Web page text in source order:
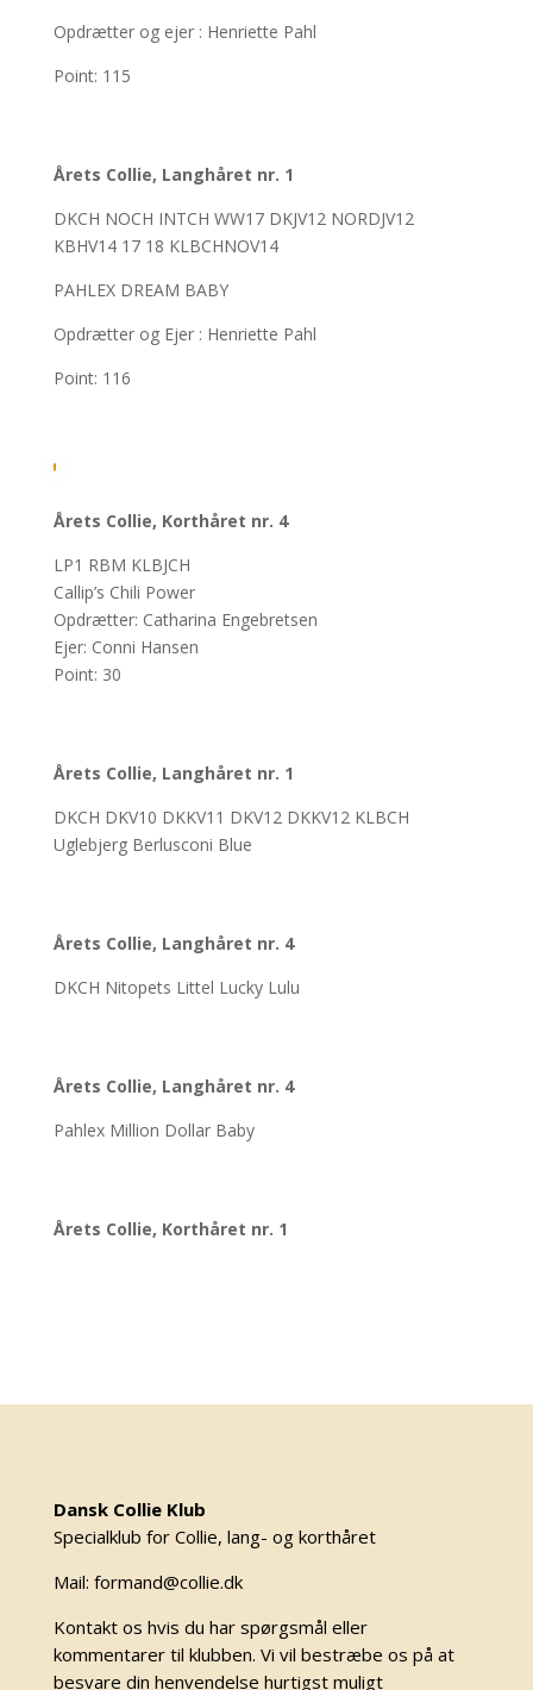
Opdrætter og ejer : Henriette Pahl
Point: 115
Årets Collie, Langhåret nr. 1
DKCH NOCH INTCH WW17 DKJV12 NORDJV12
KBHV14 17 18 KLBCHNOV14
PAHLEX DREAM BABY
Opdrætter og Ejer : Henriette Pahl
Point: 116
Årets Collie, Korthåret nr. 4
LP1 RBM KLBJCH
Callip’s Chili Power
Opdrætter: Catharina Engebretsen
Ejer: Conni Hansen
Point: 30
Årets Collie, Langhåret nr. 1
DKCH DKV10 DKKV11 DKV12 DKKV12 KLBCH
Uglebjerg Berlusconi Blue
Årets Collie, Langhåret nr. 4
DKCH Nitopets Littel Lucky Lulu
Årets Collie, Langhåret nr. 4
Pahlex Million Dollar Baby
Årets Collie, Korthåret nr. 1
Dansk Collie Klub
Specialklub for Collie, lang- og korthåret
Mail: formand@collie.dk
Kontakt os hvis du har spørgsmål eller
kommentarer til klubben. Vi vil bestræbe os på at
besvare din henvendelse hurtigst muligt